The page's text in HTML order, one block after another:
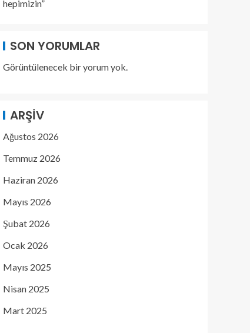
hepimizin”
SON YORUMLAR
Görüntülenecek bir yorum yok.
ARŞIV
Ağustos 2026
Temmuz 2026
Haziran 2026
Mayıs 2026
Şubat 2026
Ocak 2026
Mayıs 2025
Nisan 2025
Mart 2025